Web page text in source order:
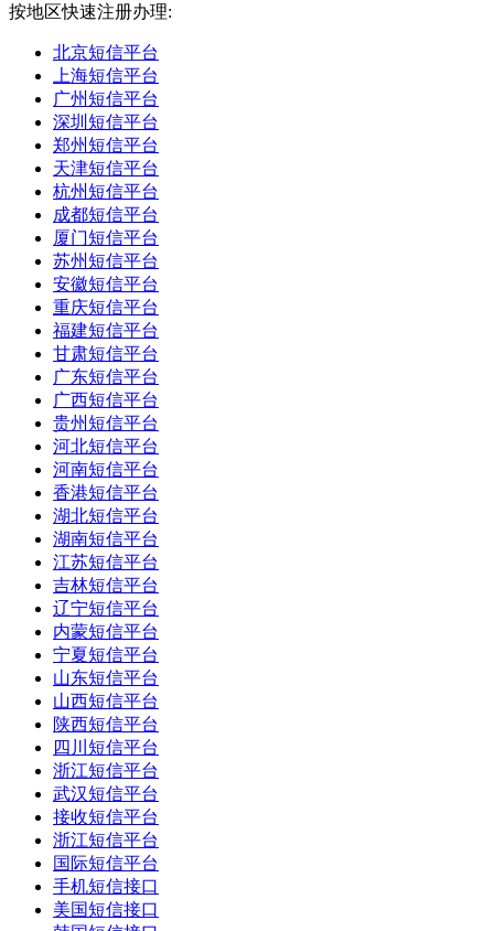
按地区快速注册办理:
北京短信平台
上海短信平台
广州短信平台
深圳短信平台
郑州短信平台
天津短信平台
杭州短信平台
成都短信平台
厦门短信平台
苏州短信平台
安徽短信平台
重庆短信平台
福建短信平台
甘肃短信平台
广东短信平台
广西短信平台
贵州短信平台
河北短信平台
河南短信平台
香港短信平台
湖北短信平台
湖南短信平台
江苏短信平台
吉林短信平台
辽宁短信平台
内蒙短信平台
宁夏短信平台
山东短信平台
山西短信平台
陕西短信平台
四川短信平台
浙江短信平台
武汉短信平台
接收短信平台
浙江短信平台
国际短信平台
手机短信接口
美国短信接口